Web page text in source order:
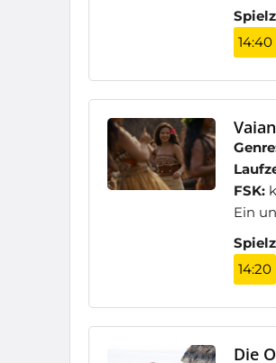
14:40
FSK:
Ein
14:20
Die